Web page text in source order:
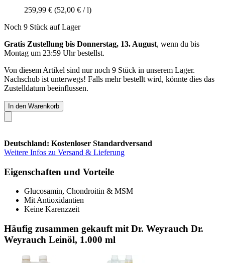
259,99 € (52,00 € / l)
Noch 9 Stück auf Lager
Gratis Zustellung bis Donnerstag, 13. August, wenn du bis
Montag um 23:59 Uhrbestellst.
Von diesem Artikel sind nur noch 9 Stück in unserem Lager.
Nachschub ist unterwegs! Falls mehr bestellt wird, könnte dies das
Zustelldatum beeinflussen.
In den Warenkorb
Deutschland: Kostenloser Standardversand
Weitere Infos zu Versand & Lieferung
Eigenschaften und Vorteile
Glucosamin, Chondroitin & MSM
Mit Antioxidantien
Keine Karenzzeit
Häufig zusammen gekauft mit Dr. Weyrauch Dr.
Weyrauch Leinöl, 1.000 ml